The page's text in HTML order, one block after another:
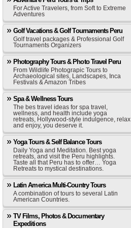
For Active Travelers, from Soft to Extreme
Adventures
Golf Vacations & Golf Tournaments Peru
Golf travel packages & Professional Golf
Tournaments Organizers
Photography Tours & Photo Travel Peru
From Wildlife Photograpic Tours to
Archaeological sites, Landscapes, Inca
Festivals & Amazon Tribes
Spa & Wellness Tours
The bes travel ideas for spa travel,
wellness, and health include yoga
retreats, Hollywood-style indulgence, relax
and enjoy, you deserve it.
Yoga Tours & Self Balance Tours
Daily Yoga and Meditation. Best yoga
retreats, and visit the Peru highlights.
Taste all that Peru has to offer… Yoga
Retreats to mystical destinations.
Latin America Multi-Country Tours
A combination of tours to several Latin
American Countries.
TV Films, Photos & Documentary
Expeditions